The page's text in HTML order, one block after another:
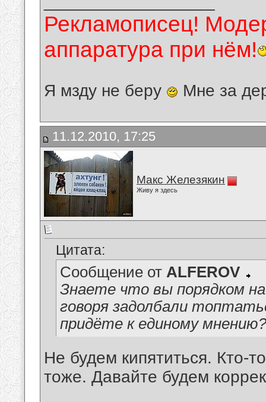
Рекламописец!
аппаратура при нём!
Я мзду не беру Мне за
11.12.2010, 17:25
Макс Железякин
Живу я здесь
Цитата:
Сообщение от ALFEROV
Знаете что вы порядком
говоря задолбали
придёте к единому
Не будем кипятиться. Кто-
тоже. Давайте будем